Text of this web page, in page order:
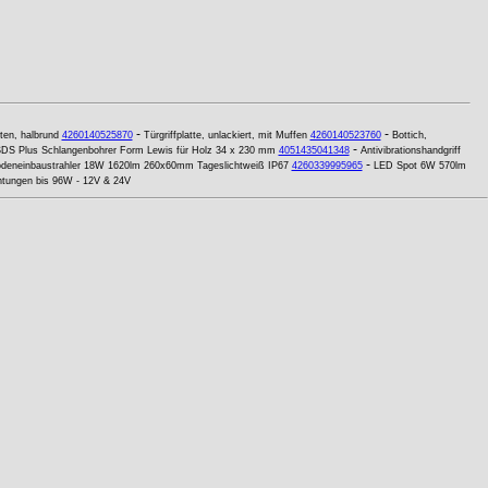
halbrund 4260140525870- Türgriffplatte, unlackiert, mit Muffen 4260140523760- Bottich,
Plus Schlangenbohrer Form Lewis für Holz 34 x 230 mm 4051435041348- Antivibrationshandgriff
18W 1620lm 260x60mm Tageslichtweiß IP67 4260339995965- LED Spot 6W 570lm
bis 96W - 12V & 24V